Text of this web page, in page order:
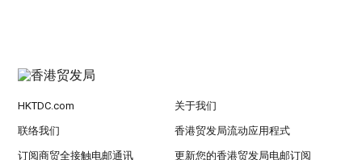
HKTDC.com 关于我们
联络我们 香港贸发局流动应用程式
订阅商贸全接触电邮通讯 更新您的香港贸发局电邮订阅